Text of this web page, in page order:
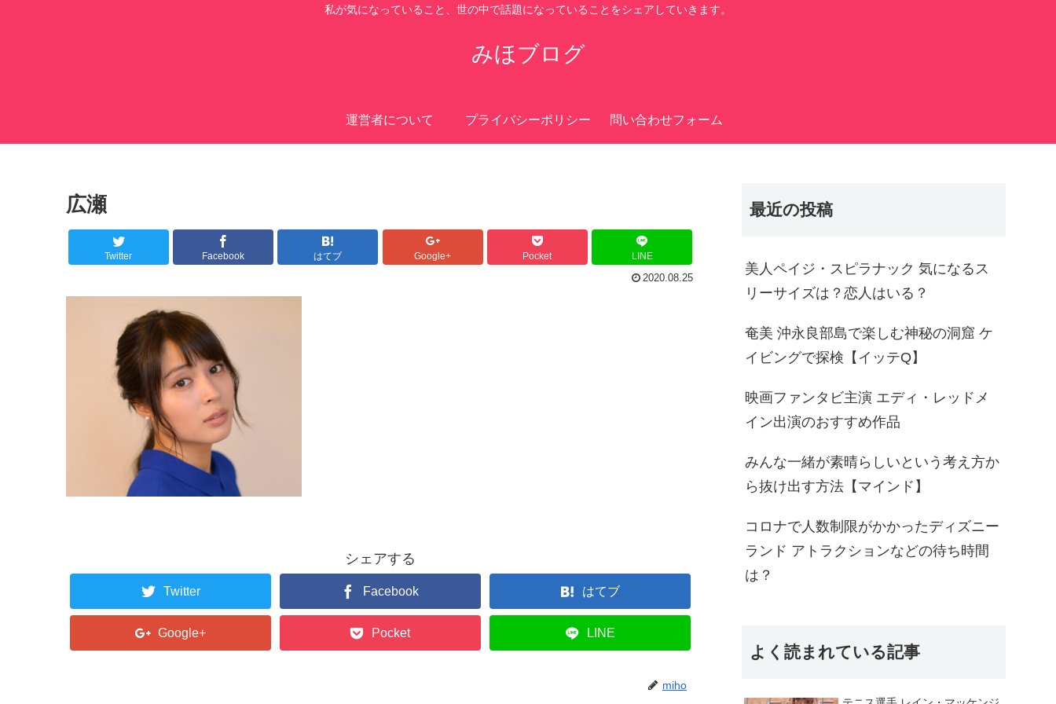
私が気になっていること、世の中で話題になっていることをシェアしていきます。
みほブログ
運営者について プライバシーポリシー 問い合わせフォーム
広瀬
Twitter Facebook はてブ Google+ Pocket LINE
2020.08.25
シェアする
Twitter Facebook はてブ
Google+ Pocket LINE
miho
最近の投稿
美人ペイジ・スピラナック 気になるス
リーサイズは？恋人はいる？
奄美 沖永良部島で楽しむ神秘の洞窟 ケ
イビングで探検【イッテQ】
映画ファンタビ主演 エディ・レッドメ
イン出演のおすすめ作品
みんな一緒が素晴らしいという考え方か
ら抜け出す方法【マインド】
コロナで人数制限がかかったディズニー
ランド アトラクションなどの待ち時間
は？
よく読まれている記事